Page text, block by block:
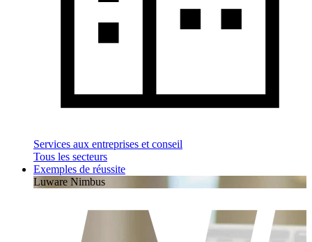
Services aux entreprises et conseil
Tous les secteurs
Exemples de réussite
Luware Nimbus